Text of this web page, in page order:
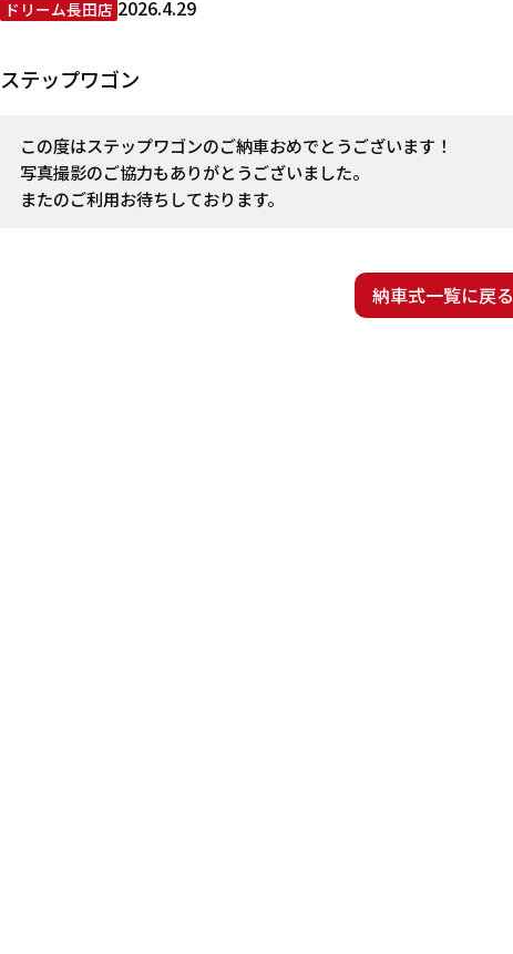
ドリーム長田店 2026.4.29
ステップワゴン
この度はステップワゴンのご納車おめでとうございます！
写真撮影のご協力もありがとうございました。
またのご利用お待ちしております。
納車式一覧に戻る